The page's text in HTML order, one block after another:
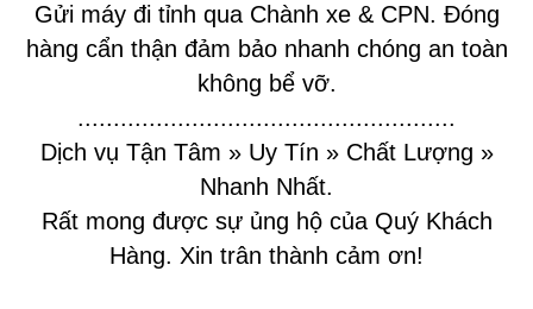
Gửi máy đi tỉnh qua Chành xe & CPN. Đóng
hàng cẩn thận đảm bảo nhanh chóng an toàn
không bể vỡ.
.....................................................
Dịch vụ Tận Tâm » Uy Tín » Chất Lượng »
Nhanh Nhất.
Rất mong được sự ủng hộ của Quý Khách
Hàng. Xin trân thành cảm ơn!